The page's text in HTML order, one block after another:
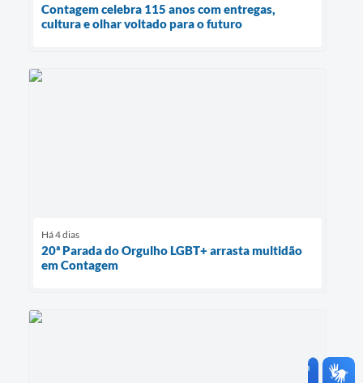
Contagem celebra 115 anos com entregas,
cultura e olhar voltado para o futuro
Há 4 dias
20ª Parada do Orgulho LGBT+ arrasta multidão
em Contagem